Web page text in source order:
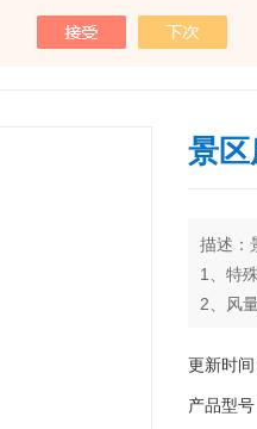
景
描述：
1、特
2、风
4、绝
染,保
更新时
产品型号